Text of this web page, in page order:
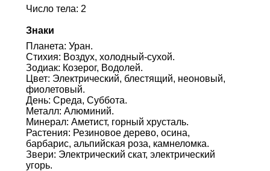
Число тела: 2
Знаки
Планета: Уран.
Стихия: Воздух, холодный-сухой.
Зодиак: Козерог, Водолей.
Цвет: Электрический, блестящий, неоновый,
фиолетовый.
День: Среда, Суббота.
Металл: Алюминий.
Минерал: Аметист, горный хрусталь.
Растения: Резиновое дерево, осина,
барбарис, альпийская роза, камнеломка.
Звери: Электрический скат, электрический
угорь.